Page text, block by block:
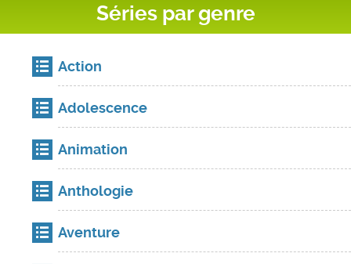
Séries par genre
Action
Adolescence
Animation
Anthologie
Aventure